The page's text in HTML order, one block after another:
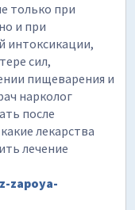
только при
и при
интоксикации,
сил,
пищеварения и
нарколог
после
лекарства
лечение
zapoya-